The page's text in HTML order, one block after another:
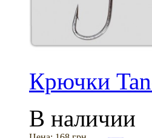
Крючки
В наличии